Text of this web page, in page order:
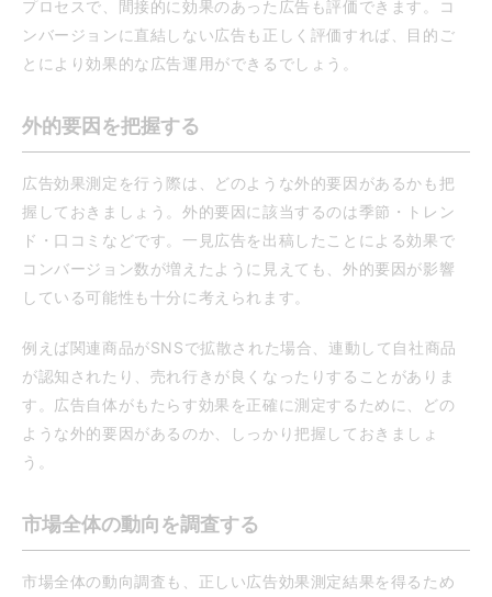
プロセスで、間接的に効果のあった広告も評価できます。コ
ンバージョンに直結しない広告も正しく評価すれば、目的ご
とにより効果的な広告運用ができるでしょう。
外的要因を把握する
広告効果測定を行う際は、どのような外的要因があるかも把
握しておきましょう。外的要因に該当するのは季節・トレン
ド・口コミなどです。一見広告を出稿したことによる効果で
コンバージョン数が増えたように見えても、外的要因が影響
している可能性も十分に考えられます。
例えば関連商品がSNSで拡散された場合、連動して自社商品
が認知されたり、売れ行きが良くなったりすることがありま
す。広告自体がもたらす効果を正確に測定するために、どの
ような外的要因があるのか、しっかり把握しておきましょ
う。
市場全体の動向を調査する
市場全体の動向調査も、正しい広告効果測定結果を得るため